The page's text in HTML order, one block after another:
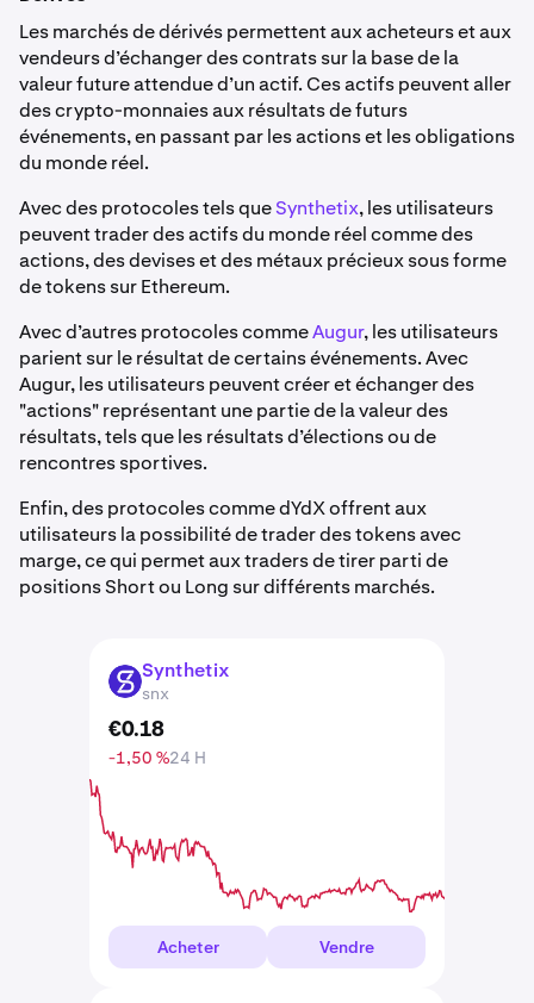
Les marchés de dérivés permettent aux acheteurs et aux
vendeurs d’échanger des contrats sur la base de la
valeur future attendue d’un actif. Ces actifs peuvent aller
des crypto-monnaies aux résultats de futurs
événements, en passant par les actions et les obligations
du monde réel.
Avec des protocoles tels queSynthetix, les utilisateurs
peuvent trader des actifs du monde réel comme des
actions, des devises et des métaux précieux sous forme
de tokens sur Ethereum.
Avec d’autres protocoles commeAugur, les utilisateurs
parient sur le résultat de certains événements. Avec
Augur, les utilisateurs peuvent créer et échanger des
"actions" représentant une partie de la valeur des
résultats, tels que les résultats d’élections ou de
rencontres sportives.
Enfin, des protocoles comme dYdX offrent aux
utilisateurs la possibilité de trader des tokens avec
marge, ce qui permet aux traders de tirer parti de
positions Short ou Long sur différents marchés.
SNX Synthetix
snx
€0.18
-1,50 %24 H
Acheter Vendre